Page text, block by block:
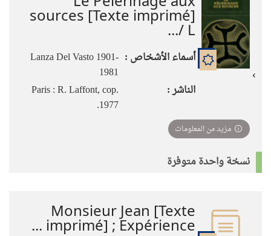
sources [Texte imprimé]
/ L...
أسماء الأشخاص : Lanza Del Vasto 1901-
1981
الناشر :
Paris : R. Laffont, cop.
1977.
مزيد من المعلومات
نسخة واحدة متوفرة
Monsieur Jean [Texte
imprimé] ; Expérience ...